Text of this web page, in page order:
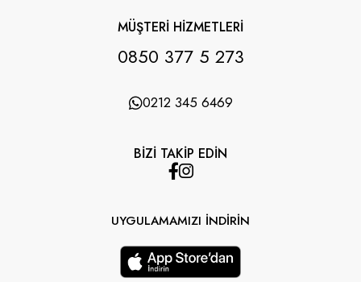
MÜŞTERİ HİZMETLERİ
0850 377 5 273
0212 345 6469
BİZİ TAKİP EDİN
UYGULAMAMIZI İNDİRİN